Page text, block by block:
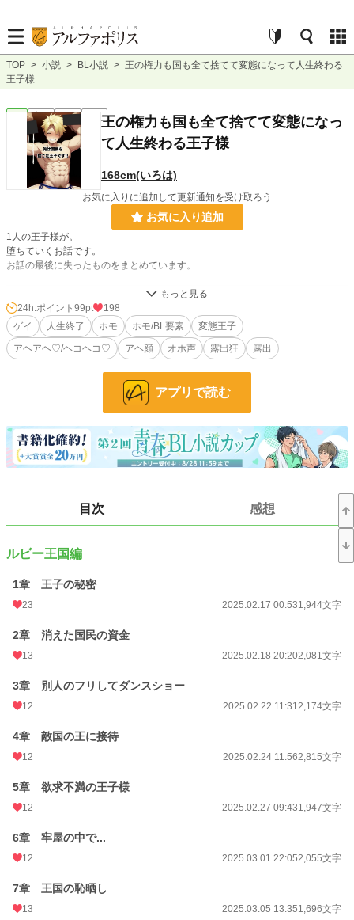
TOP > 小説 > BL小説 > 王の権力も国も全て捨てて変態になって人生終わる
王子様
完結 短編
王の権力も国も全て捨てて変態になっ
て人生終わる王子様
168cm(いろは)
お気に入りに追加して更新通知を受け取ろう
お気に入り追加
1人の王子様が。
堕ちていくお話です。
お話の最後に失ったものをまとめています。
10,721 位 / 228,634 件
BL 2,336 位 / 31,390 件
お気に入り 29
更新日時 2026.07.27 16:09
初回公開日時 2025.02.17 00:53
月間ポイント 5,253 pt (8,091 位)
年間ポイント 17,009 pt (22,438 位)
累計ポイント
24h.ポイント 99pt
198
ゲイ
人生終了 ホモ ホモ/BL要素
変態王子
アヘアヘ♡/ヘコヘコ♡
アヘ顔 オホ声 露出狂 露出
アプリで読む
目次 感想
ルビー王国編
1章 王子の秘密
23 2025.02.17 00:531,944文字
2章 消えた国民の資金
13 2025.02.18 20:202,081文字
3章 別人のフリしてダンスショー
12 2025.02.22 11:312,174文字
4章 敵国の王に接待
12 2025.02.24 11:562,815文字
5章 欲求不満の王子様
12 2025.02.27 09:431,947文字
6章 牢屋の中で...
12 2025.03.01 22:052,055文字
7章 王国の恥晒し
13 2025.03.05 13:351,696文字